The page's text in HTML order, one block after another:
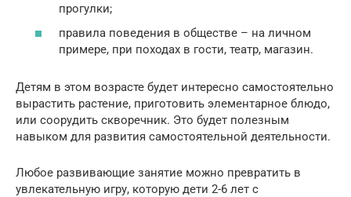
прогулки;
правила поведения в обществе – на личном
примере, при походах в гости, театр, магазин.
Детям в этом возрасте будет интересно самостоятельно
вырастить растение, приготовить элементарное блюдо,
или соорудить скворечник. Это будет полезным
навыком для развития самостоятельной деятельности.
Любое развивающие занятие можно превратить в
увлекательную игру, которую дети 2-6 лет с